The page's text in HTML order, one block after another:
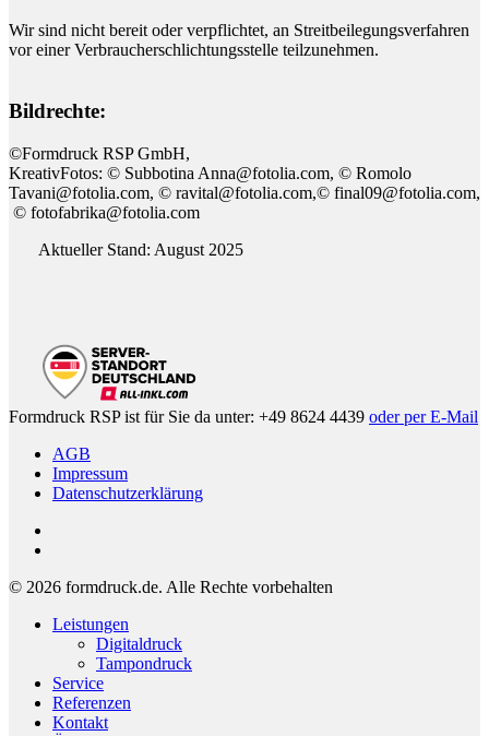
Wir sind nicht bereit oder verpflichtet, an Streitbeilegungsverfahren
vor einer Verbraucherschlichtungsstelle teilzunehmen.
Bildrechte:
©Formdruck RSP GmbH,
KreativFotos: © Subbotina Anna@fotolia.com, © Romolo
Tavani@fotolia.com, © ravital@fotolia.com,© final09@fotolia.com,
© fotofabrika@fotolia.com
Aktueller Stand: August 2025
Formdruck RSP ist für Sie da unter: +49 8624 4439 oder per E-Mail
AGB
Impressum
Datenschutzerklärung
© 2026 formdruck.de. Alle Rechte vorbehalten
Close
Leistungen
Digitaldruck
Tampondruck
Service
Referenzen
Kontakt